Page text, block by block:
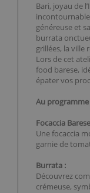
Bari, joyau de
généreuse et
burrata
grillées, la ville
Lors de cet
food barese,
épater vos
Au programme
Focaccia
Une focaccia
garnie de
Burrata :
Découvrez
crémeuse,